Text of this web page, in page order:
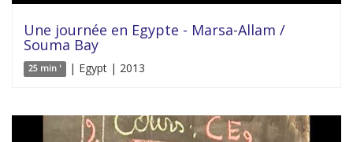
Une journée en Egypte - Marsa-Allam /
Souma Bay
25 min ' | Egypt | 2013